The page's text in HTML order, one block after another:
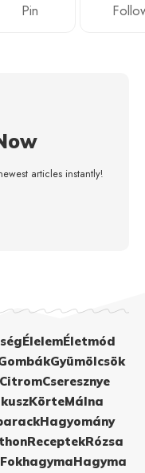
Pin
articles instantly!
ÉlelemÉletmód
Gyümölcsök
CitromCseresznye
KörteMálna
Hagyomány
ReceptekRózsa
FokhagymaHagyma